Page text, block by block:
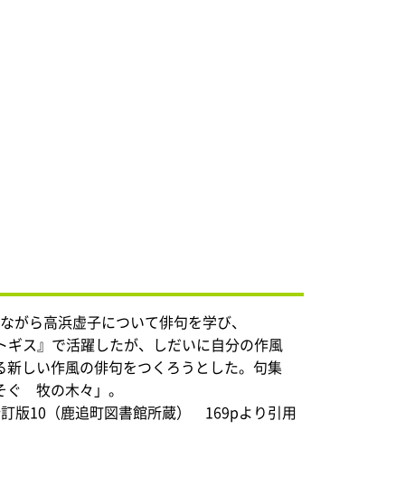
ら高浜虚子について俳句を学び、
ス』で活躍したが、しだいに自分の作風
しい作風の俳句をつくろうとした。句集
ぐ 牧の木々」。
版10（鹿追町図書館所蔵） 169pより引用